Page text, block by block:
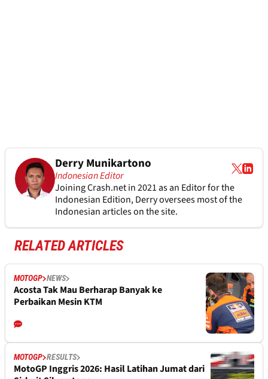
Derry Munikartono
Indonesian Editor
Joining Crash.net in 2021 as an Editor for the
Indonesian Edition, Derry oversees most of the
Indonesian articles on the site.
RELATED ARTICLES
MOTOGP NEWS
Acosta Tak Mau Berharap Banyak ke
Perbaikan Mesin KTM
MOTOGP RESULTS
MotoGP Inggris 2026: Hasil Latihan Jumat dari